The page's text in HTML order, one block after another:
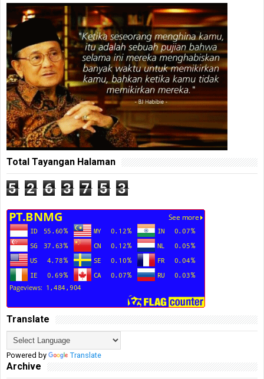
Total Tayangan Halaman
5 2 6 3 7 5 3
Translate
Powered by Translate
Archive